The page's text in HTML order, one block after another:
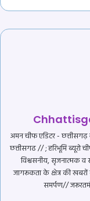
अमन चीफ एडिटर -
छत्तीसगढ // ; हरिभूमि ब्यूरो
विश्वसनीय, सृजनात्मक व
जागरूकता के क्षेत्र की खबरों
समर्पण//